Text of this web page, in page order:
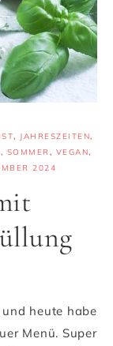
, JAHRESZEITEN,
, SOMMER, VEGAN,
2024
heute habe
Menü. Super